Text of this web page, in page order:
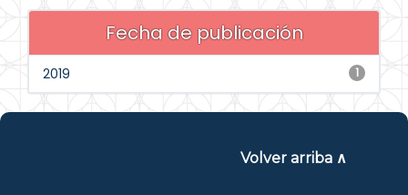
Fecha de publicación
1
2019
Volver arriba ∧